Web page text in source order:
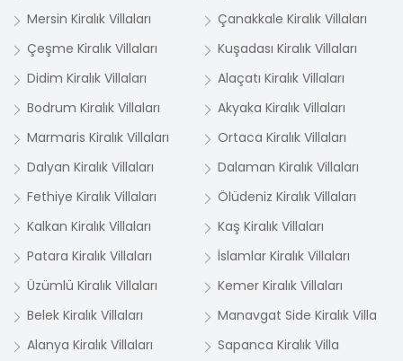
Mersin Kiralık Villaları
Çanakkale Kiralık Villaları
Çeşme Kiralık Villaları
Kuşadası Kiralık Villaları
Didim Kiralık Villaları
Alaçatı Kiralık Villaları
Bodrum Kiralık Villaları
Akyaka Kiralık Villaları
Marmaris Kiralık Villaları
Ortaca Kiralık Villaları
Dalyan Kiralık Villaları
Dalaman Kiralık Villaları
Fethiye Kiralık Villaları
Ölüdeniz Kiralık Villaları
Kalkan Kiralık Villaları
Kaş Kiralık Villaları
Patara Kiralık Villaları
İslamlar Kiralık Villaları
Üzümlü Kiralık Villaları
Kemer Kiralık Villaları
Belek Kiralık Villaları
Manavgat Side Kiralık Villa
Alanya Kiralık Villaları
Sapanca Kiralık Villa